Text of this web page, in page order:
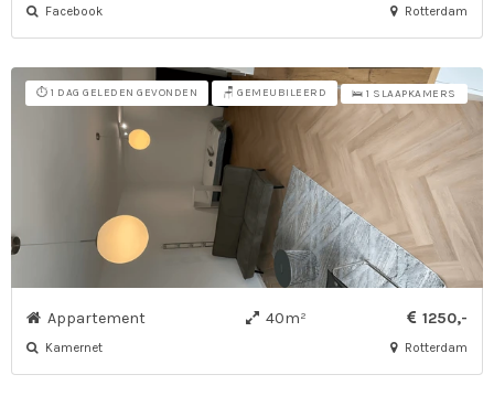
Facebook Rotterdam
⏱️ 1 DAG GELEDEN GEVONDEN 🪑 GEMEUBILEERD 🛌 1 SLAAPKAMERS
Appartement 40m² 1250,-
Kamernet Rotterdam